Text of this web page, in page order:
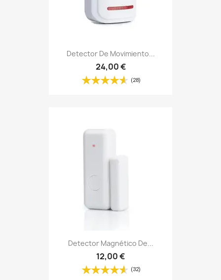
Detector De Movimiento...
24,00 €
(28)
Detector Magnético De...
12,00 €
(32)